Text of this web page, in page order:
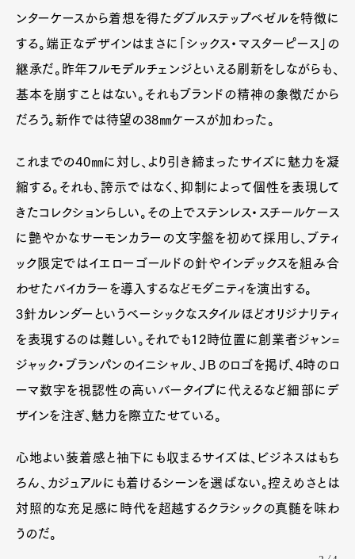
ンターケースから着想を得たダブルステップベゼルを特徴に
する。端正なデザインはまさに「シックス・マスターピース」の
継承だ。昨年フルモデルチェンジといえる刷新をしながらも、
基本を崩すことはない。それもブランドの精神の象徴だから
だろう。新作では待望の38㎜ケースが加わった。
これまでの40㎜に対し、より引き締まったサイズに魅力を凝
縮する。それも、誇示ではなく、抑制によって個性を表現して
きたコレクションらしい。その上でステンレス・スチールケース
に艶やかなサーモンカラーの文字盤を初めて採用し、ブティ
ック限定ではイエローゴールドの針やインデックスを組み合
わせたバイカラーを導入するなどモダニティを演出する。
3針カレンダーというベーシックなスタイルほどオリジナリティ
を表現するのは難しい。それでも12時位置に創業者ジャン=
ジャック・ブランパンのイニシャル、ＪＢのロゴを掲げ、4時のロ
ーマ数字を視認性の高いバータイプに代えるなど細部にデ
ザインを注ぎ、魅力を際立たせている。
心地よい装着感と袖下にも収まるサイズは、ビジネスはもち
ろん、カジュアルにも着けるシーンを選ばない。控えめさとは
対照的な充足感に時代を超越するクラシックの真髄を味わ
うのだ。